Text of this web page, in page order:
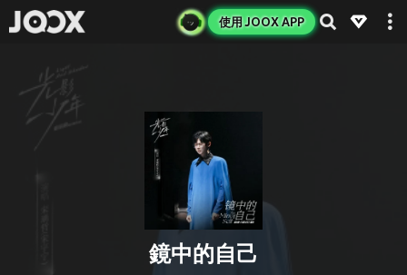
使用 JOOX APP
鏡中的自己